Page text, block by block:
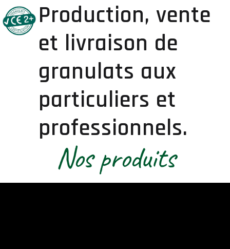
Production, vente
et livraison de
granulats aux
particuliers et
professionnels.
Nos produits